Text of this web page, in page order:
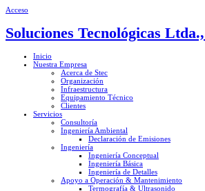
Acceso
Soluciones Tecnológicas
Inicio
Nuestra Empresa
Acerca de Stec
Organización
Infraestructura
Equipamiento Técnico
Clientes
Servicios
Consultoría
Ingeniería Ambiental
Declaración de Emisiones
Ingeniería
Ingeniería Conceptual
Ingeniería Básica
Ingeniería de Detalles
Apoyo a Operación & Mantenimiento
Termografía & Ultrasonido